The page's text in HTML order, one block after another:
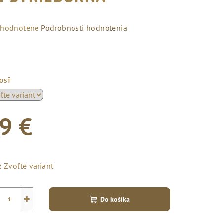
Podrobnosti hodnotenia
€
Zvoľte variant
+ Do košíka